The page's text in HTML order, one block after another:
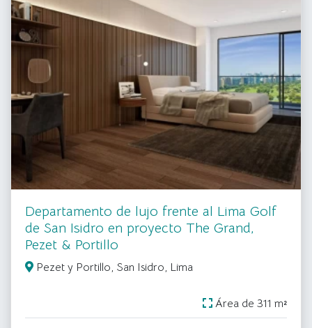
Departamento de lujo frente al Lima Golf
de San Isidro en proyecto The Grand,
Pezet & Portillo
Pezet y Portillo, San Isidro, Lima
Área de 311 m²